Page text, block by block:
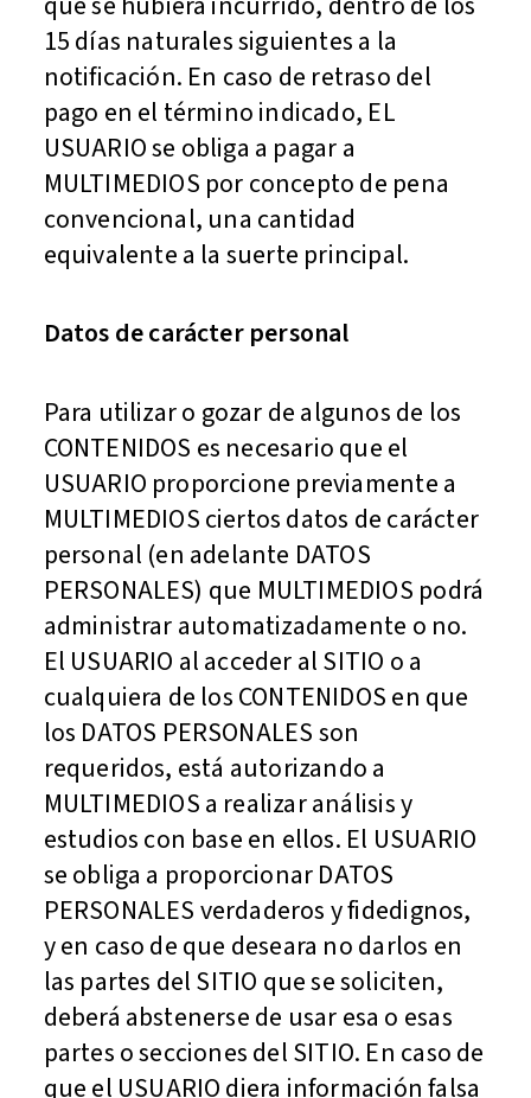
15 días naturales siguientes a la
notificación. En caso de retraso del
pago en el término indicado, EL
USUARIO se obliga a pagar a
MULTIMEDIOS por concepto de pena
convencional, una cantidad
equivalente a la suerte principal.
Datos de carácter personal
Para utilizar o gozar de algunos de los
CONTENIDOS es necesario que el
USUARIO proporcione previamente a
MULTIMEDIOS ciertos datos de carácter
personal (en adelante DATOS
PERSONALES) que MULTIMEDIOS podrá
administrar automatizadamente o no.
El USUARIO al acceder al SITIO o a
cualquiera de los CONTENIDOS en que
los DATOS PERSONALES son
requeridos, está autorizando a
MULTIMEDIOS a realizar análisis y
estudios con base en ellos. El USUARIO
se obliga a proporcionar DATOS
PERSONALES verdaderos y fidedignos,
y en caso de que deseara no darlos en
las partes del SITIO que se soliciten,
deberá abstenerse de usar esa o esas
partes o secciones del SITIO. En caso de
que el USUARIO diera información falsa